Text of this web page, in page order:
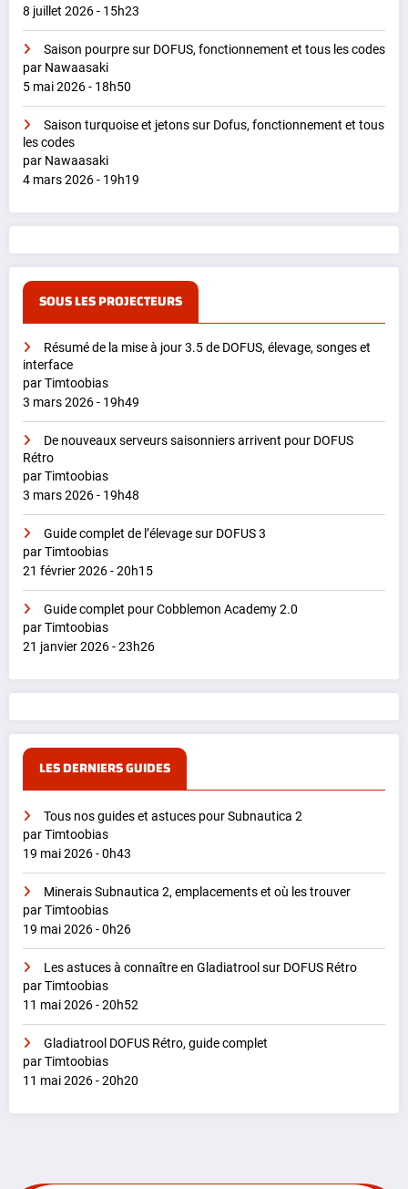
8 juillet 2026 - 15h23
Saison pourpre sur DOFUS, fonctionnement et tous les codes
par Nawaasaki
5 mai 2026 - 18h50
Saison turquoise et jetons sur Dofus, fonctionnement et tous
les codes
par Nawaasaki
4 mars 2026 - 19h19
SOUS LES PROJECTEURS
Résumé de la mise à jour 3.5 de DOFUS, élevage, songes et
interface
par Timtoobias
3 mars 2026 - 19h49
De nouveaux serveurs saisonniers arrivent pour DOFUS
Rétro
par Timtoobias
3 mars 2026 - 19h48
Guide complet de l’élevage sur DOFUS 3
par Timtoobias
21 février 2026 - 20h15
Guide complet pour Cobblemon Academy 2.0
par Timtoobias
21 janvier 2026 - 23h26
LES DERNIERS GUIDES
Tous nos guides et astuces pour Subnautica 2
par Timtoobias
19 mai 2026 - 0h43
Minerais Subnautica 2, emplacements et où les trouver
par Timtoobias
19 mai 2026 - 0h26
Les astuces à connaître en Gladiatrool sur DOFUS Rétro
par Timtoobias
11 mai 2026 - 20h52
Gladiatrool DOFUS Rétro, guide complet
par Timtoobias
11 mai 2026 - 20h20